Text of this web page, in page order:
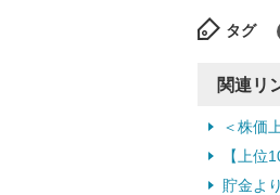
タグ
関連リ
＜株価
【上位
貯金よ